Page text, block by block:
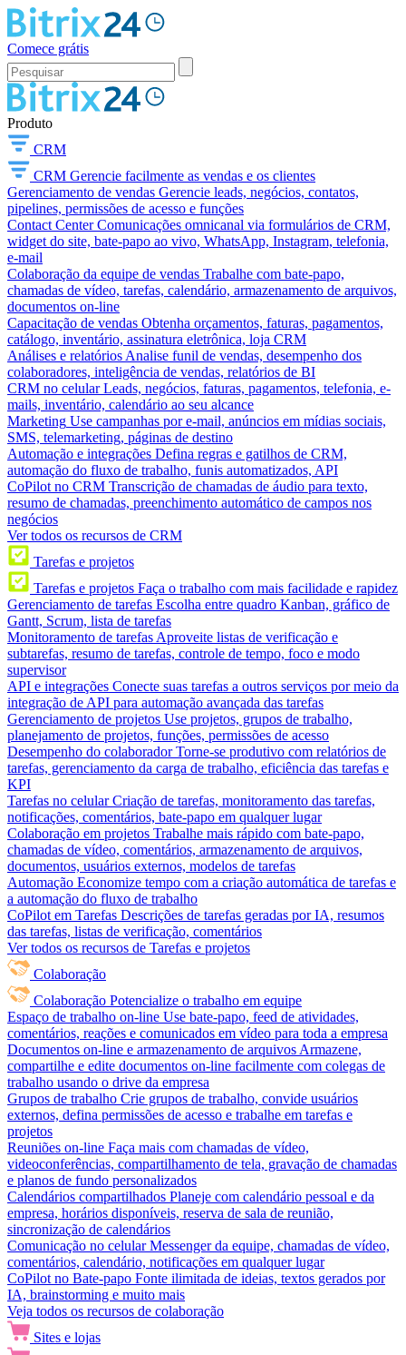
Comece grátis
Produto
CRM
CRM Gerencie facilmente as vendas e os clientes
Gerenciamento de vendas Gerencie leads, negócios, contatos,
pipelines, permissões de acesso e funções
Contact Center Comunicações omnicanal via formulários de CRM,
widget do site, bate-papo ao vivo, WhatsApp, Instagram, telefonia,
e-mail
Colaboração da equipe de vendas Trabalhe com bate-papo,
chamadas de vídeo, tarefas, calendário, armazenamento de arquivos,
documentos on-line
Capacitação de vendas Obtenha orçamentos, faturas, pagamentos,
catálogo, inventário, assinatura eletrônica, loja CRM
Análises e relatórios Analise funil de vendas, desempenho dos
colaboradores, inteligência de vendas, relatórios de BI
CRM no celular Leads, negócios, faturas, pagamentos, telefonia, e-
mails, inventário, calendário ao seu alcance
Marketing Use campanhas por e-mail, anúncios em mídias sociais,
SMS, telemarketing, páginas de destino
Automação e integrações Defina regras e gatilhos de CRM,
automação do fluxo de trabalho, funis automatizados, API
CoPilot no CRM Transcrição de chamadas de áudio para texto,
resumo de chamadas, preenchimento automático de campos nos
negócios
Ver todos os recursos de CRM
Tarefas e projetos
Tarefas e projetos Faça o trabalho com mais facilidade e rapidez
Gerenciamento de tarefas Escolha entre quadro Kanban, gráfico de
Gantt, Scrum, lista de tarefas
Monitoramento de tarefas Aproveite listas de verificação e
subtarefas, resumo de tarefas, controle de tempo, foco e modo
supervisor
API e integrações Conecte suas tarefas a outros serviços por meio da
integração de API para automação avançada das tarefas
Gerenciamento de projetos Use projetos, grupos de trabalho,
planejamento de projetos, funções, permissões de acesso
Desempenho do colaborador Torne-se produtivo com relatórios de
tarefas, gerenciamento da carga de trabalho, eficiência das tarefas e
KPI
Tarefas no celular Criação de tarefas, monitoramento das tarefas,
notificações, comentários, bate-papo em qualquer lugar
Colaboração em projetos Trabalhe mais rápido com bate-papo,
chamadas de vídeo, comentários, armazenamento de arquivos,
documentos, usuários externos, modelos de tarefas
Automação Economize tempo com a criação automática de tarefas e
a automação do fluxo de trabalho
CoPilot em Tarefas Descrições de tarefas geradas por IA, resumos
das tarefas, listas de verificação, comentários
Ver todos os recursos de Tarefas e projetos
Colaboração
Colaboração Potencialize o trabalho em equipe
Espaço de trabalho on-line Use bate-papo, feed de atividades,
comentários, reações e comunicados em vídeo para toda a empresa
Documentos on-line e armazenamento de arquivos Armazene,
compartilhe e edite documentos on-line facilmente com colegas de
trabalho usando o drive da empresa
Grupos de trabalho Crie grupos de trabalho, convide usuários
externos, defina permissões de acesso e trabalhe em tarefas e
projetos
Reuniões on-line Faça mais com chamadas de vídeo,
videoconferências, compartilhamento de tela, gravação de chamadas
e planos de fundo personalizados
Calendários compartilhados Planeje com calendário pessoal e da
empresa, horários disponíveis, reserva de sala de reunião,
sincronização de calendários
Comunicação no celular Messenger da equipe, chamadas de vídeo,
comentários, calendário, notificações em qualquer lugar
CoPilot no Bate-papo Fonte ilimitada de ideias, textos gerados por
IA, brainstorming e muito mais
Veja todos os recursos de colaboração
Sites e lojas